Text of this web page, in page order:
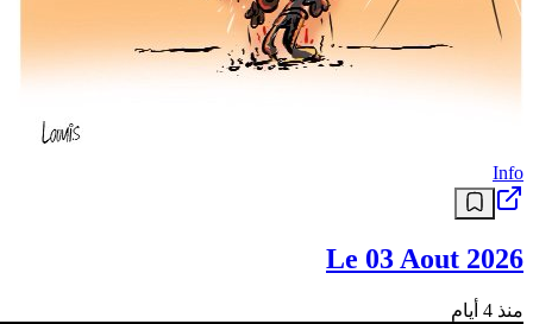
Info
Le 03 Aout 2026
منذ 4 أيام